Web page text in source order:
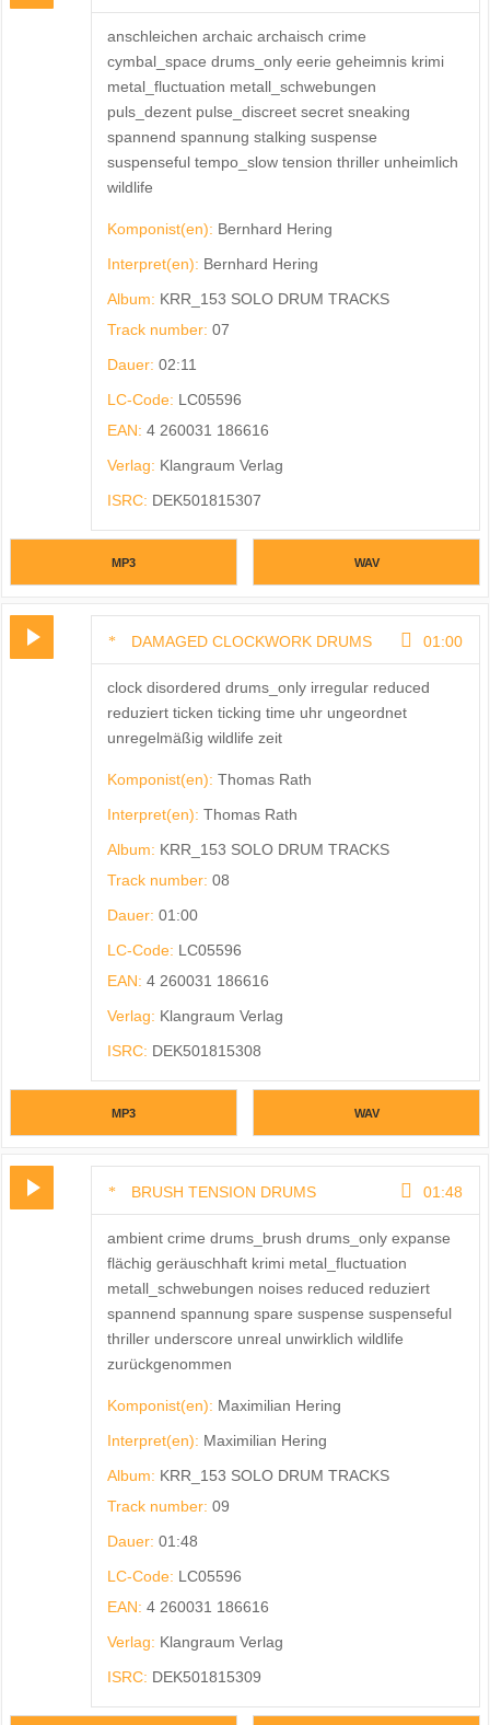
anschleichen archaic archaisch crime
cymbal_space drums_only eerie geheimnis krimi
metal_fluctuation metall_schwebungen
puls_dezent pulse_discreet secret sneaking
spannend spannung stalking suspense
suspenseful tempo_slow tension thriller unheimlich
wildlife
Komponist(en): Bernhard Hering
Interpret(en): Bernhard Hering
Album: KRR_153 SOLO DRUM TRACKS
Track number: 07
Dauer: 02:11
LC-Code: LC05596
EAN: 4 260031 186616
Verlag: Klangraum Verlag
ISRC: DEK501815307
MP3 WAV
DAMAGED CLOCKWORK DRUMS 01:00
clock disordered drums_only irregular reduced
reduziert ticken ticking time uhr ungeordnet
unregelmäßig wildlife zeit
Komponist(en): Thomas Rath
Interpret(en): Thomas Rath
Album: KRR_153 SOLO DRUM TRACKS
Track number: 08
Dauer: 01:00
LC-Code: LC05596
EAN: 4 260031 186616
Verlag: Klangraum Verlag
ISRC: DEK501815308
MP3 WAV
BRUSH TENSION DRUMS 01:48
ambient crime drums_brush drums_only expanse
flächig geräuschhaft krimi metal_fluctuation
metall_schwebungen noises reduced reduziert
spannend spannung spare suspense suspenseful
thriller underscore unreal unwirklich wildlife
zurückgenommen
Komponist(en): Maximilian Hering
Interpret(en): Maximilian Hering
Album: KRR_153 SOLO DRUM TRACKS
Track number: 09
Dauer: 01:48
LC-Code: LC05596
EAN: 4 260031 186616
Verlag: Klangraum Verlag
ISRC: DEK501815309